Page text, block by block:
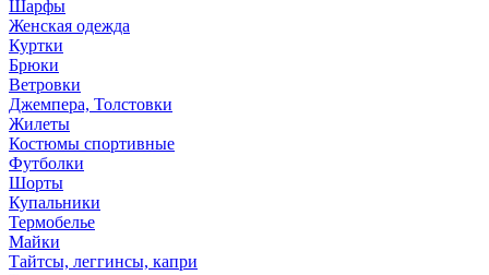
Шарфы
Женская одежда
Куртки
Брюки
Ветровки
Джемпера, Толстовки
Жилеты
Костюмы спортивные
Футболки
Шорты
Купальники
Термобелье
Майки
Тайтсы, леггинсы, капри